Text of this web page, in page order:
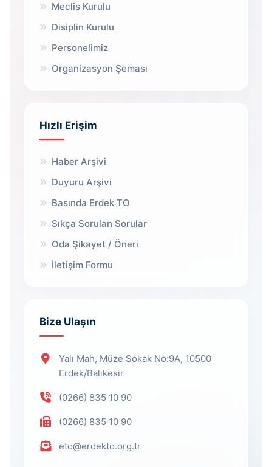
Meclis Kurulu
Disiplin Kurulu
Personelimiz
Organizasyon Şeması
Hızlı Erişim
Haber Arşivi
Duyuru Arşivi
Basında Erdek TO
Sıkça Sorulan Sorular
Oda Şikayet / Öneri
İletişim Formu
Bize Ulaşın
Yalı Mah, Müze Sokak No:9A, 10500
Erdek/Balıkesir
(0266) 835 10 90
(0266) 835 10 90
eto@erdekto.org.tr